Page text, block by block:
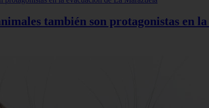
también son protagonistas en